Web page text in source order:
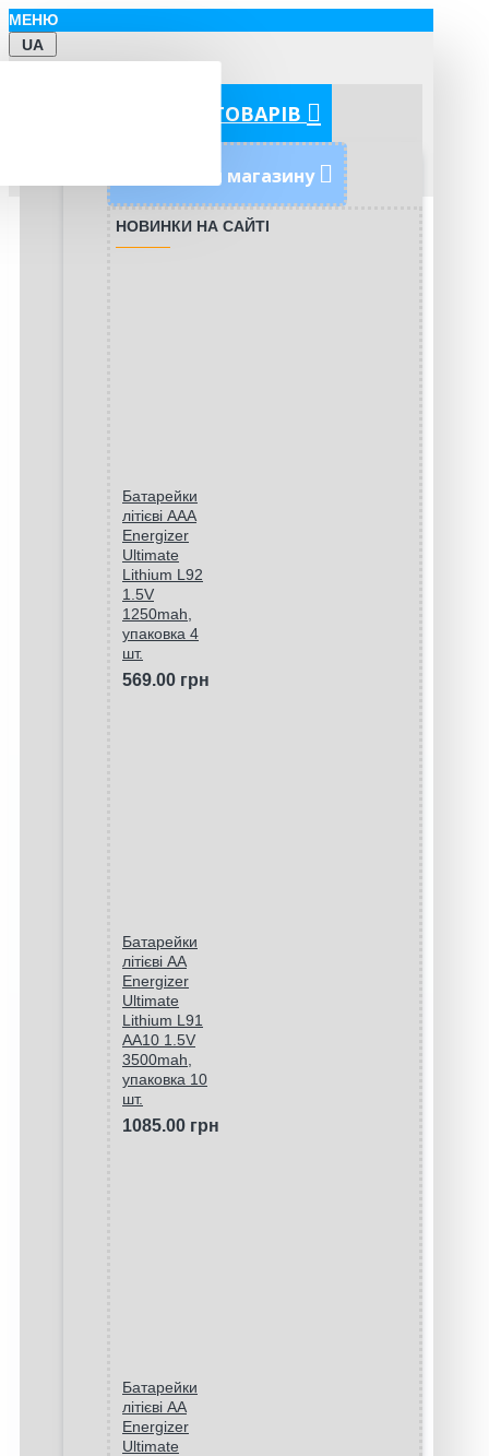
МЕНЮ
UA
КАТЕГОРІЇ ТОВАРІВ
Новинки магазину
НОВИНКИ НА САЙТІ
Батарейки
літієві ААA
Energizer
Ultimate
Lithium L92
1.5V
1250mah,
упаковка 4
шт.
569.00 грн
Батарейки
літієві AA
Energizer
Ultimate
Lithium L91
AA10 1.5V
3500mah,
упаковка 10
шт.
1085.00 грн
Батарейки
літієві AA
Energizer
Ultimate